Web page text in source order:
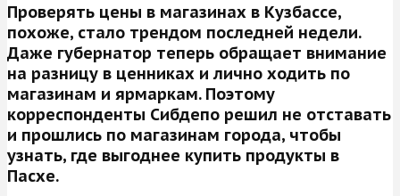
Проверять цены в магазинах в Кузбассе,
похоже, стало трендом последней недели.
Даже губернатор теперь обращает внимание
на разницу в ценниках и лично ходить по
магазинам и ярмаркам. Поэтому
корреспонденты Сибдепо решил не отставать
и прошлись по магазинам города, чтобы
узнать, где выгоднее купить продукты в
Пасхе.